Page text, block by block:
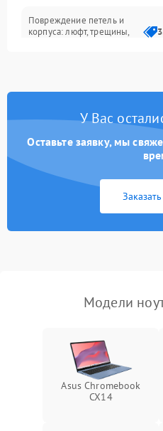
Повреждение петель и
корпуса: люфт, трещины,
быстрая разрядка,
Неисправность зарядного
питания
неисправности кулера
пропадание диска
оперативной памяти:
вылеты приложений,
синие экраны
Проблемы Wi‑Fi или
У Вас
Оставьте заявку, мы
Модели
Asus Chromebook
CX14